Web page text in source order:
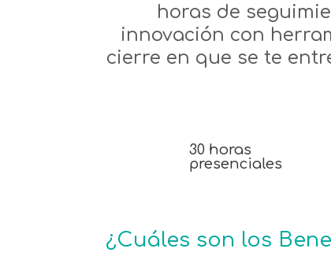
horas de
innovación con
cierre en que se te
30 horas
presenciales
¿Cuáles son los